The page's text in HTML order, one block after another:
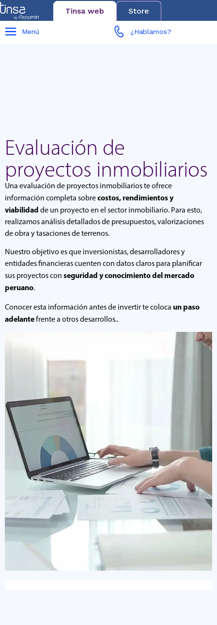
Tinsa web Store
Menú ¿Hablamos?
Evaluación de
proyectos inmobiliarios
Una evaluación de proyectos inmobiliarios te ofrece
información completa sobrecostos, rendimientos y
viabilidad de un proyecto en el sector inmobiliario. Para esto,
realizamos análisis detallados de presupuestos, valorizaciones
de obra y tasaciones de terrenos.
Nuestro objetivo es que inversionistas, desarrolladores y
entidades financieras cuenten con datos claros para planificar
sus proyectos con seguridad y conocimiento del mercado
peruano.
Conocer esta información antes de invertir te coloca un paso
adelantefrente a otros desarrollos..